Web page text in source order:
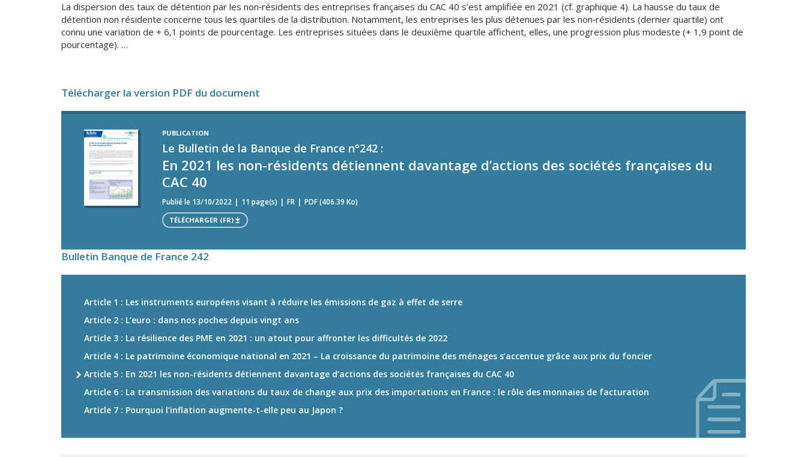
La dispersion des taux de détention par les non‑résidents des entreprises françaises du CAC 40 s’est amplifiée en 2021 (cf. graphique 4). La hausse du taux de
détention non résidente concerne tous les quartiles de la distribution. Notamment, les entreprises les plus détenues par les non‑résidents (dernier quartile) ont
connu une variation de + 6,1 points de pourcentage. Les entreprises situées dans le deuxième quartile affichent, elles, une progression plus modeste (+ 1,9 point de
pourcentage). …
Télécharger la version PDF du document
PUBLICATION
Le Bulletin de la Banque de France n°242 :
En 2021 les non-résidents détiennent davantage d’actions des sociétés françaises du
CAC 40
Publié le 13/10/2022 11 page(s) FR PDF (406.39 Ko)
TÉLÉCHARGER (FR)
Bulletin Banque de France 242
Article 1 : Les instruments européens visant à réduire les émissions de gaz à effet de serre
Article 2 : L’euro : dans nos poches depuis vingt ans
Article 3 : La résilience des PME en 2021 : un atout pour affronter les difficultés de 2022
Article 4 : Le patrimoine économique national en 2021 – La croissance du patrimoine des ménages s’accentue grâce aux prix du foncier
Article 5 : En 2021 les non-résidents détiennent davantage d’actions des sociétés françaises du CAC 40
Article 6 : La transmission des variations du taux de change aux prix des importations en France : le rôle des monnaies de facturation
Article 7 : Pourquoi l’inflation augmente-t-elle peu au Japon ?